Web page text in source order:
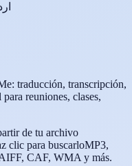
traducción, transcripción,
reuniones, clases,
de tu archivo
clic para buscarloMP3,
CAF, WMA y más.